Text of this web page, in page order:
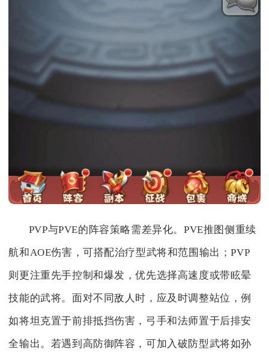
PVP与PVE的阵容策略需差异化。PVE推图侧重续
航和AOE伤害，可搭配治疗型武将和范围输出；PVP
则更注重先手控制和爆发，优先选择高速度或带眩晕
技能的武将。面对不同敌人时，应及时调整站位，例
如将坦克置于前排抵挡伤害，弓手和法师置于后排安
全输出。若遇到高防御阵容，可加入破防型武将如孙